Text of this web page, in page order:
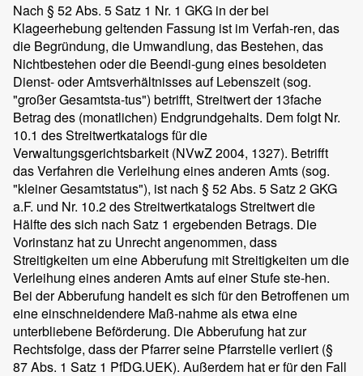
Nach § 52 Abs. 5 Satz 1 Nr. 1 GKG in der bei
Klageerhebung geltenden Fassung ist im Verfah-ren, das
die Begründung, die Umwandlung, das Bestehen, das
Nichtbestehen oder die Beendi-gung eines besoldeten
Dienst- oder Amtsverhältnisses auf Lebenszeit (sog.
"großer Gesamtsta-tus") betrifft, Streitwert der 13fache
Betrag des (monatlichen) Endgrundgehalts. Dem folgt Nr.
10.1 des Streitwertkatalogs für die
Verwaltungsgerichtsbarkeit (NVwZ 2004, 1327). Betrifft
das Verfahren die Verleihung eines anderen Amts (sog.
"kleiner Gesamtstatus"), ist nach § 52 Abs. 5 Satz 2 GKG
a.F. und Nr. 10.2 des Streitwertkatalogs Streitwert die
Hälfte des sich nach Satz 1 ergebenden Betrags. Die
Vorinstanz hat zu Unrecht angenommen, dass
Streitigkeiten um eine Abberufung mit Streitigkeiten um die
Verleihung eines anderen Amts auf einer Stufe ste-hen.
Bei der Abberufung handelt es sich für den Betroffenen um
eine einschneidendere Maß-nahme als etwa eine
unterbliebene Beförderung. Die Abberufung hat zur
Rechtsfolge, dass der Pfarrer seine Pfarrstelle verliert (§
87 Abs. 1 Satz 1 PfDG.UEK). Außerdem hat er für den Fall